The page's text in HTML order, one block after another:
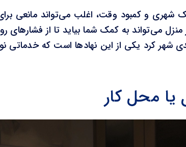
شهری و کمبود وقت، اغلب می‌تواند مانعی
می‌تواند به کمک شما بیاید تا از فشارهای
کرد یکی از این نهادها است که خدماتی
یا محل کار